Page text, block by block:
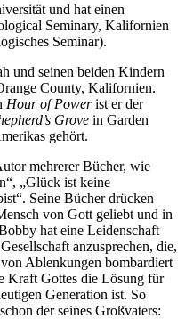
und hat einen
Seminary, Kalifornien
Seminar).
und seinen beiden Kindern
County, Kalifornien.
Hour of Powerist er der
Grove in Garden
gehört.
mehrerer Bücher, wie
„Glück ist keine
Seine Bücher drücken
von Gott geliebt und in
hat eine Leidenschaft
anzusprechen, die,
Ablenkungen bombardiert
Kraft Gottes die Lösung für
Generation ist. So
der seines Großvaters: